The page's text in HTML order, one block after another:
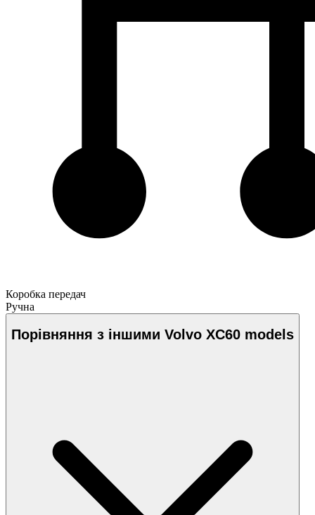
Коробка передач
Ручна
Порівняння з іншими Volvo XC60 models